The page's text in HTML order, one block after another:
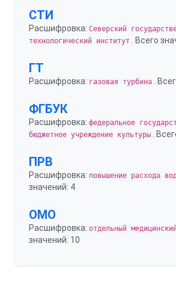
СТИ
Расшифровка: Северский
технологический институт
. Всего
ГТ
Расшифровка: газовая турбина .
ФГБУК
Расшифровка: федеральное
бюджетное учреждение культуры .
ПРВ
Расшифровка: повышение расхода
значений: 4
ОМО
Расшифровка: отдельный
значений: 10